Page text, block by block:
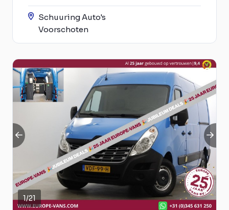
Schuuring Auto's
Voorschoten
1/21